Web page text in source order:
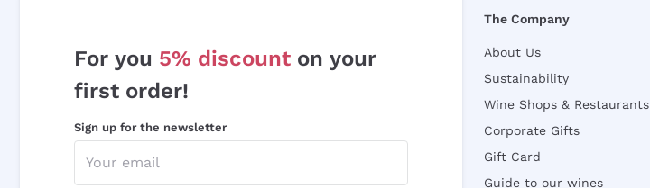
For you 5% discount on your
first order!
Sign up for the newsletter
The Company
About Us
Sustainability
Wine Shops & Restaurants
Corporate Gifts
Gift Card
Guide to our wines